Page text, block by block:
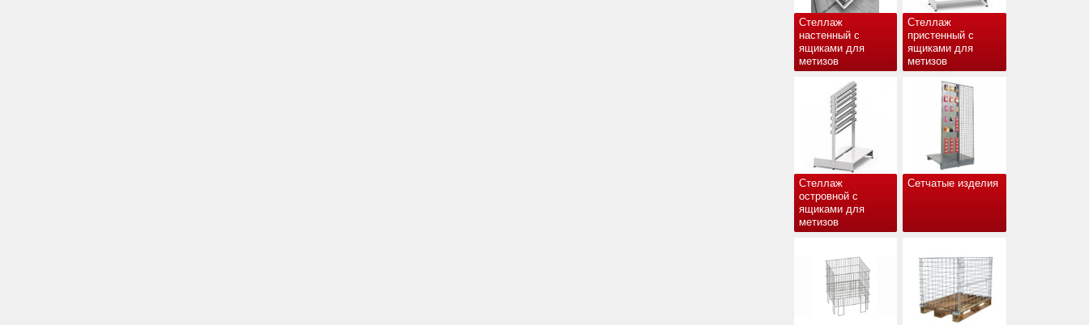
Стеллаж
настенный с
ящиками для
метизов
Стеллаж
пристенный с
ящиками для
метизов
Стеллаж
островной с
ящиками для
метизов
Сетчатые изделия